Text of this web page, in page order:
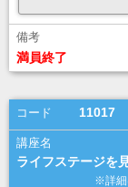
満員終了
11017
ライフステージ